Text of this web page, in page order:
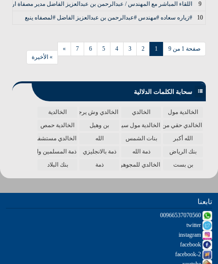
9
اللقاء المباشر مع المهندس / عبدالرحمن بن عبدالعزيز الفاضل مدير مصفاة ارامكو
10
#زياره سعاده #مهندس #عبدالرحمن بن عبدالعزيز الفاضل #لمصفاه ينبع
صفحة 1 من 9 1
2
3
4
5
6
7
»
» الأخيرة
سحابة الكلمات الدلالية
الخالدية مول الخالدي الخالدي وش يرجع
الخالدية
الخالدي حقي من الدنياالخالدية مول سينما بن وهيل
الخالدية حمص
الله أكبر
بنات الشمس الله
الخالدي مستشفى
بنك الرياض
ذمة الله ذمة بالانجليزي
ذمة المسلمين واحدة
بن بست
الخالدي للمجوهرات ذمة بنك البلاد
تابعنا